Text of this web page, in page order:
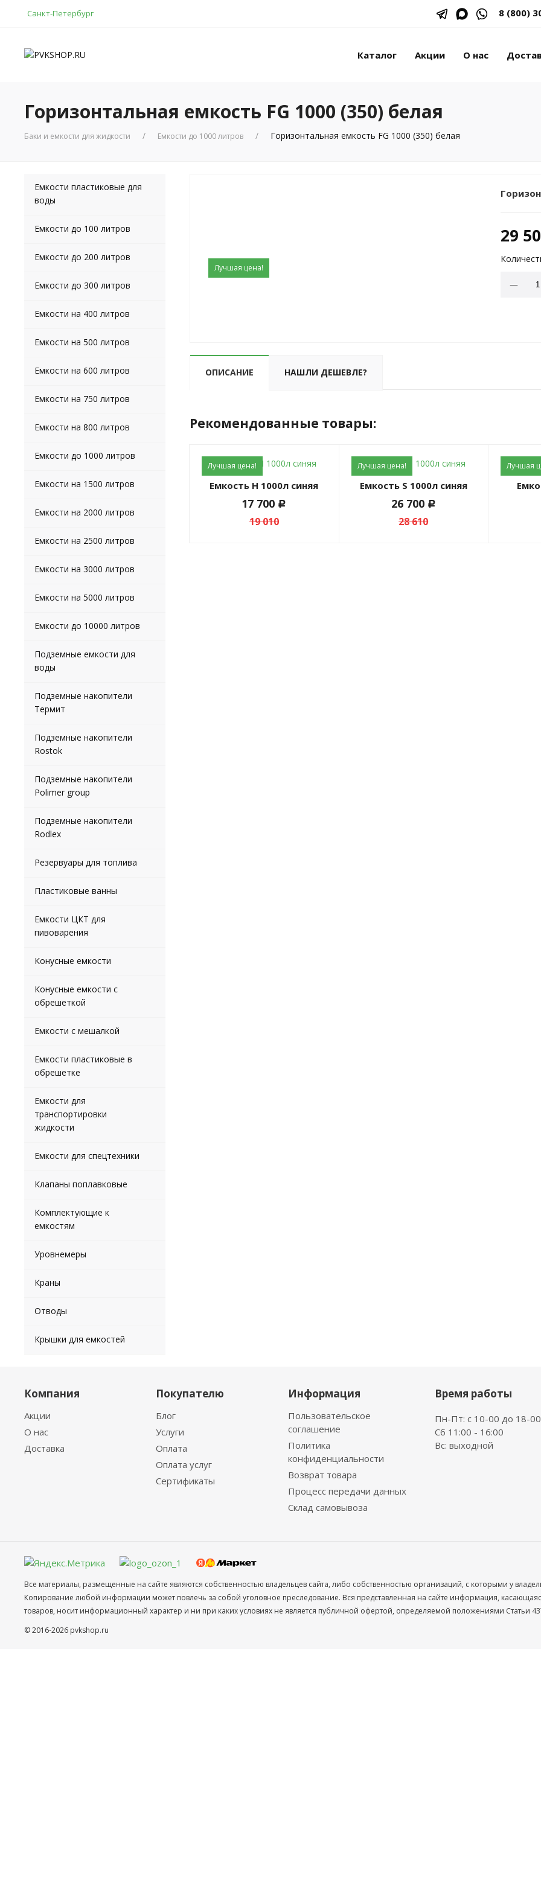
Санкт-Петербург 8 (800)
Каталог Акции О нас
Горизонтальная емкость FG 1000 (350) белая
Баки и емкости для жидкости Емкости до 1000 литров Горизонтальная емкость FG 1000 (350) белая
Емкости пластиковые для
воды
Емкости до 100 литров
Емкости до 200 литров
Емкости до 300 литров
Емкости на 400 литров
Емкости на 500 литров
Емкости на 600 литров
Емкости на 750 литров
Емкости на 800 литров
Емкости до 1000 литров
Емкости на 1500 литров
Емкости на 2000 литров
Емкости на 2500 литров
Емкости на 3000 литров
Емкости на 5000 литров
Емкости до 10000 литров
Подземные емкости для
воды
Подземные накопители
Термит
Подземные накопители
Rostok
Подземные накопители
Polimer group
Подземные накопители
Rodlex
Резервуары для топлива
Пластиковые ванны
Емкости ЦКТ для
пивоварения
Конусные емкости
Конусные емкости с
обрешеткой
Емкости с мешалкой
Емкости пластиковые в
обрешетке
Емкости для
транспортировки
жидкости
Емкости для спецтехники
Клапаны поплавковые
Комплектующие к
емкостям
Уровнемеры
Краны
Отводы
Крышки для емкостей
Лучшая цена!
29
ОПИСАНИЕ НАШЛИ ДЕШЕВЛЕ?
Рекомендованные товары:
Лучшая цена!
Емкость H 1000л синяя
17 700 c
19 010
Лучшая цена!
Емкость S 1000л синяя
26 700 c
28 610
Лучшая
Компания
Акции
О нас
Доставка
Покупателю
Блог
Услуги
Оплата
Оплата услуг
Сертификаты
Информация
Пользовательское
соглашение
Политика
конфиденциальности
Возврат товара
Процесс передачи данных
Склад самовывоза
Время работы
Пн-Пт: с 10-00 до 18-
Сб 11:00 - 16:00
Вс: выходной
Все материалы, размещенные на сайте являются собственностью владельцев сайта, либо собственностью организаций, с которыми у
Копирование любой информации может повлечь за собой уголовное преследование. Вся представленная на сайте информация,
товаров, носит информационный характер и ни при каких условиях не является публичной офертой, определяемой положениями Статьи
© 2016-2026 pvkshop.ru